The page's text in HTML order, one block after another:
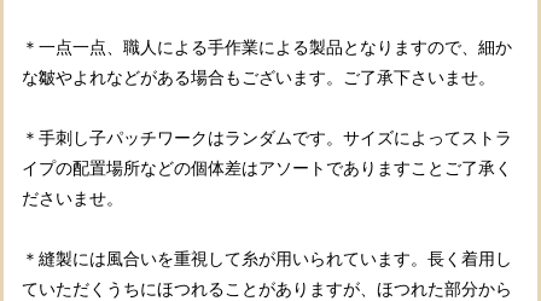
＊一点一点、職人による手作業による製品となりますので、細か
な皺やよれなどがある場合もございます。ご了承下さいませ。
＊手刺し子パッチワークはランダムです。サイズによってストラ
イプの配置場所などの個体差はアソートでありますことご了承く
ださいませ。
＊縫製には風合いを重視して糸が用いられています。長く着用し
ていただくうちにほつれることがありますが、ほつれた部分から